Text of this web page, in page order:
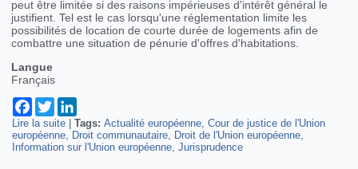
peut être limitée si des raisons impérieuses d'intérêt général le
justifient. Tel est le cas lorsqu'une réglementation limite les
possibilités de location de courte durée de logements afin de
combattre une situation de pénurie d'offres d'habitations.
Langue
Français
Facebook
Twitter
Lire la suite de Reglementation des locations de logement de courte
durée et droit communautaire
|Tags:Actualité européenne Cour de justice de l'Union
européenne
Droit communautaire
Droit de l'Union européenne
Information sur l'Union européenne Jurisprudence